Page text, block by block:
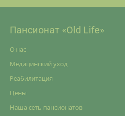
Пансионат «Old Life»
О нас
Медицинский уход
Реабилитация
Цены
Наша сеть пансионатов